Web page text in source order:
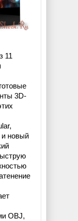
11
3D-
и новый
OBJ,